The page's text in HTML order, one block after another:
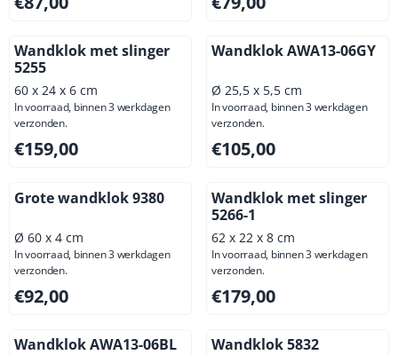
Wandklok met slinger
5255
60 x 24 x 6 cm
In voorraad, binnen 3 werkdagen
verzonden.
Prijs: 159,00, exclusief btw: 131,41
€159,00
Wandklok AWA13-06GY
Ø 25,5 x 5,5 cm
In voorraad, binnen 3 werkdagen
verzonden.
Prijs: 105,00, exclusief btw:
€105,00
Grote wandklok 9380
Ø 60 x 4 cm
In voorraad, binnen 3 werkdagen
verzonden.
Prijs: 92,00, exclusief btw: 76,03
€92,00
Wandklok met slinger
5266-1
62 x 22 x 8 cm
In voorraad, binnen 3 werkdagen
verzonden.
Prijs: 179,00, exclusief btw:
€179,00
Wandklok AWA13-06BL Wandklok 5832